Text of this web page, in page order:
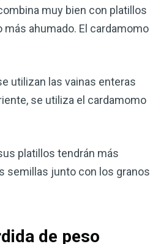
muy bien con platillos
ahumado. El cardamomo
utilizan las vainas enteras
se utiliza el cardamomo
platillos tendrán más
semillas junto con los granos
de peso
natural con el
— Obtenga
el VSM es un gran
de salud.
AHORA